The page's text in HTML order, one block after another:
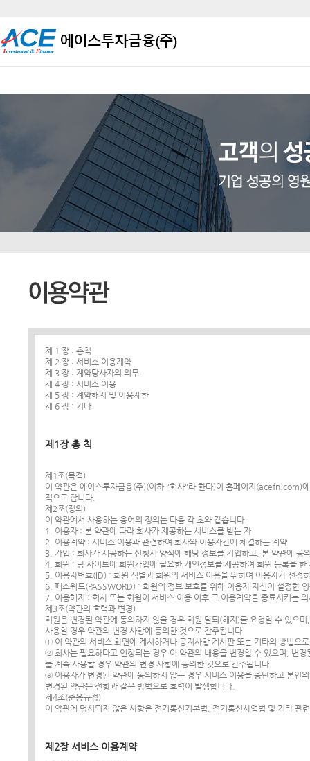
제 1 장 : 총칙
제 2 장 : 서비스 이용계약
제 3 장 : 계약당사자의 의무
제 4 장 : 서비스 이용
제 5 장 : 계약해지 및 이용제한
제 6 장 : 기타
제1장 총 칙
제1조(목적)
이 약관은 에이스투자금융(주)(이하 "회사"라 한다)이 홈페이지(acefn.com)
적으로 합니다.
제2조(정의)
이 약관에서 사용하는 용어의 정의는 다음 각 호와 같습니다.
1. 이용자 : 본 약관에 따라 회사가 제공하는 서비스를 받는 자
2. 이용계약 : 서비스 이용과 관련하여 회사와 이용자간에 체결하는 계약
3. 가입 : 회사가 제공하는 신청서 양식에 해당 정보를 기입하고, 본 약관에 동
4. 회원 : 당 사이트에 회원가입에 필요한 개인정보를 제공하여 회원 등록을 한
5. 이용자번호(ID) : 회원 식별과 회원의 서비스 이용을 위하여 이용자가 선정
6. 패스워드(PASSWORD) : 회원의 정보 보호를 위해 이용자 자신이 설정한
7. 이용해지 : 회사 또는 회원이 서비스 이용 이후 그 이용계약을 종료시키는
제3조(약관의 효력과 변경)
회원은 변경된 약관에 동의하지 않을 경우 회원 탈퇴(해지)를 요청할 수 있으
사용할 경우 약관의 변경 사항에 동의한 것으로 간주됩니다
① 이 약관의 서비스 화면에 게시하거나 공지사항 게시판 또는 기타의 방법으
② 회사는 필요하다고 인정되는 경우 이 약관의 내용을 변경할 수 있으며, 변
를 계속 사용할 경우 약관의 변경 사항에 동의한 것으로 간주됩니다.
③ 이용자가 변경된 약관에 동의하지 않는 경우 서비스 이용을 중단하고 본인
변경된 약관은 전항과 같은 방법으로 효력이 발생합니다.
제4조(준용규정)
이 약관에 명시되지 않은 사항은 전기통신기본법, 전기통신사업법 및 기타 관
제2장 서비스 이용계약